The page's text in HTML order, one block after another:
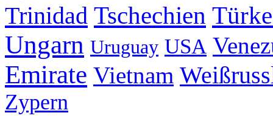
Trinidad Tschechien
Ungarn Uruguay USA
Emirate Vietnam
Zypern